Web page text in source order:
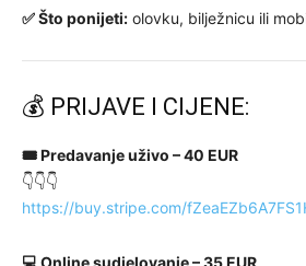
✅ Što ponijeti: olovku, bilježnicu ili
💰 PRIJAVE I CIJENE:
🎟 Predavanje uživo – 40 EUR
👇👇👇
https://buy.stripe.com/
💻 Online sudjelovanje – 35 EUR